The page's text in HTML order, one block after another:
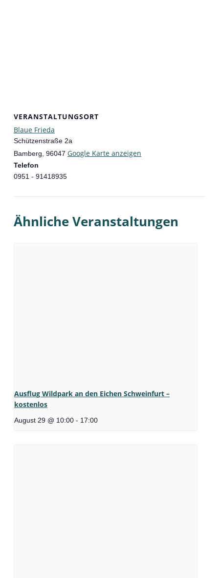
VERANSTALTUNGSORT
Blaue Frieda
Schützenstraße 2a
Bamberg 96047 Google Karte anzeigen
Telefon
0951 - 91418935
Ähnliche Veranstaltungen
Ausflug Wildpark an den Eichen Schweinfurt –
kostenlos
August 29 @ 10:00 - 17:00